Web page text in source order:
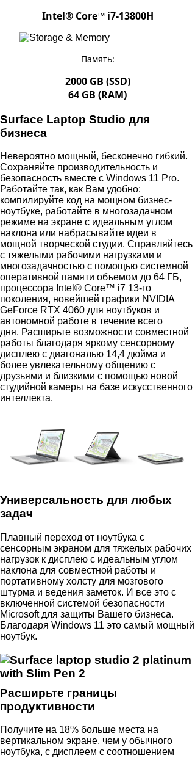
Intel® Core™ i7-13800H
Память:
2000 GB (SSD)
64 GB (RAM)
Surface Laptop Studio для
бизнеса
Невероятно мощный, бесконечно гибкий.
Сохраняйте производительность и
безопасность вместе с Windows 11 Pro.
Работайте так, как Вам удобно:
компилируйте код на мощном бизнес-
ноутбуке, работайте в многозадачном
режиме на экране с идеальным углом
наклона или набрасывайте идеи в
мощной творческой студии. Справляйтесь
с тяжелыми рабочими нагрузками и
многозадачностью с помощью системной
оперативной памяти объемом до 64 ГБ,
процессора Intel® Core™ i7 13-го
поколения, новейшей графики NVIDIA
GeForce RTX 4060 для ноутбуков и
автономной работе в течение всего
дня. Расширьте возможности совместной
работы благодаря яркому сенсорному
дисплею с диагональю 14,4 дюйма и
более увлекательному общению с
друзьями и близкими с помощью новой
студийной камеры на базе искусственного
интеллекта.
Универсальность для любых
задач
Плавный переход от ноутбука с
сенсорным экраном для тяжелых рабочих
нагрузок к дисплею с идеальным углом
наклона для совместной работы и
портативному холсту для мозгового
штурма и ведения заметок. И все это с
включенной системой безопасности
Microsoft для защиты Вашего бизнеса.
Благодаря Windows 11 это самый мощный
ноутбук.
Расширьте границы
продуктивности
Получите на 18% больше места на
вертикальном экране, чем у обычного
ноутбука, с дисплеем с соотношением